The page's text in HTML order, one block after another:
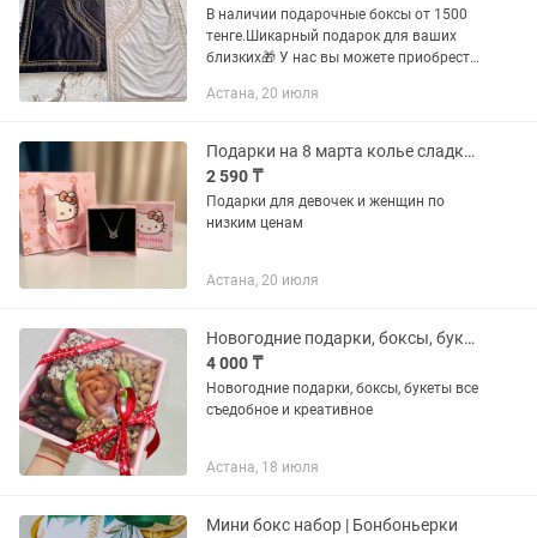
В наличии подарочные боксы от 1500
тенге.Шикарный подарок для ваших
близких🎁 У нас вы можете приобрести
в большом обьеме (корпоративные
Астана, 20 июля
Подарки на 8 марта колье сладкий бокс подвеска детский подарок
2 590 ₸
Подарки для девочек и женщин по
низким ценам
Астана, 20 июля
Новогодние подарки, боксы, букеты
4 000 ₸
Новогодние подарки, боксы, букеты все
съедобное и креативное
Астана, 18 июля
Мини бокс набор | Бонбоньерки